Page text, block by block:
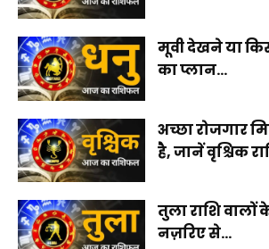
मूवी देखने या
का प्लान...
अच्छा रोजगार
है, जानें वृश्चिक
तुला राशि वालों
नज़रिए से...